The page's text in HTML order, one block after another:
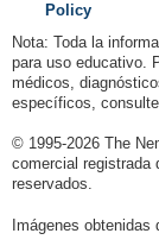
Policy
Nota: Toda la
para uso educativo.
médicos,
específicos,
© 1995-2026 The
comercial registrada
reservados.
Imágenes obtenidas